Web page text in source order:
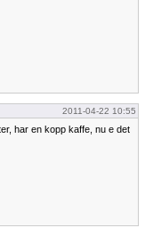
2011-04-22 10:55
har en kopp kaffe, nu e det